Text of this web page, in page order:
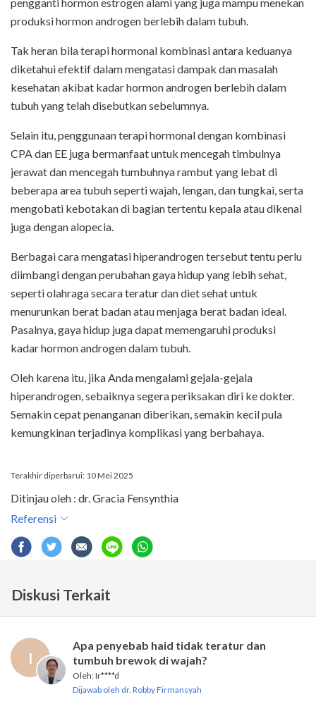
produksi hormon androgen berlebih dalam tubuh.
Tak heran bila terapi hormonal kombinasi antara keduanya
diketahui efektif dalam mengatasi dampak dan masalah
kesehatan akibat kadar hormon androgen berlebih dalam
tubuh yang telah disebutkan sebelumnya.
Selain itu, penggunaan terapi hormonal dengan kombinasi
CPA dan EE juga bermanfaat untuk mencegah timbulnya
jerawat dan mencegah tumbuhnya rambut yang lebat di
beberapa area tubuh seperti wajah, lengan, dan tungkai, serta
mengobati kebotakan di bagian tertentu kepala atau dikenal
juga dengan alopecia.
Berbagai cara mengatasi hiperandrogen tersebut tentu perlu
diimbangi dengan perubahan gaya hidup yang lebih sehat,
seperti olahraga secara teratur dan diet sehat untuk
menurunkan berat badan atau menjaga berat badan ideal.
Pasalnya, gaya hidup juga dapat memengaruhi produksi
kadar hormon androgen dalam tubuh.
Oleh karena itu, jika Anda mengalami gejala-gejala
hiperandrogen, sebaiknya segera periksakan diri ke dokter.
Semakin cepat penanganan diberikan, semakin kecil pula
kemungkinan terjadinya komplikasi yang berbahaya.
Terakhir diperbarui: 10 Mei 2025